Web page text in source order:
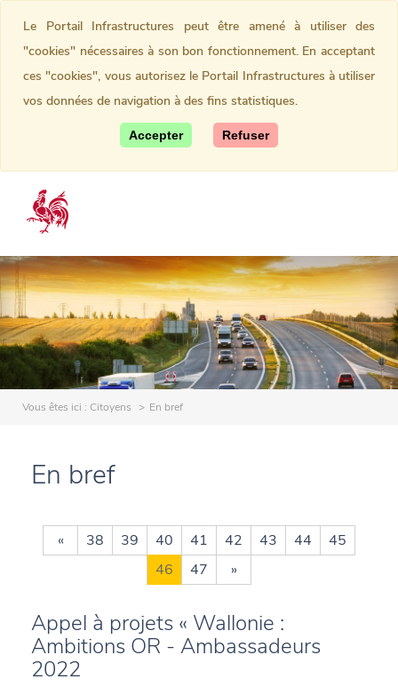
Vous êtes ici : Citoyens En bref
En bref
« 38 39 40 41 42 43 44
45
46
47 »
Appel à projets « Wallonie :
Ambitions OR - Ambassadeurs
2022
Le Portail Infrastructures peut être amené à utiliser des
"cookies" nécessaires à son bon fonctionnement. En acceptant
ces "cookies", vous autorisez le Portail Infrastructures à utiliser
vos données de navigation à des fins statistiques.
Accepter Refuser